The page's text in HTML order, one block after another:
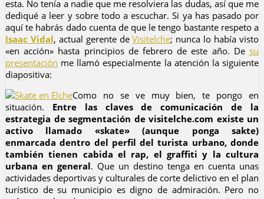
esta. No tenía a nadie que me resolviera las dudas, así que me
dediqué a leer y sobre todo a escuchar. Si ya has pasado por
aquí te habrás dado cuenta de que le tengo bastante respeto a
Isaac Vidal, actual gerente deVisitelche; nunca lo había visto
«en acción» hasta principios de febrero de este año. De su
presentación me llamó especialmente la atención la siguiente
diapositiva:
Como no se ve muy bien, te pongo en
situación. Entre las claves de comunicación de la
estrategia de segmentación de visitelche.com existe un
activo llamado «skate» (aunque ponga sakte)
enmarcada dentro del perfil del turista urbano, donde
también tienen cabida el rap, el graffiti y la cultura
urbana en general. Que un destino tenga en cuenta unas
actividades deportivas y culturales de corte delictivo en el plan
turístico de su municipio es digno de admiración. Pero no